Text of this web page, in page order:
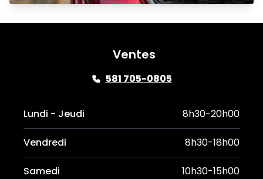
Ventes
581 705-0805
Lundi - Jeudi 8h30-20h00
Vendredi 8h30-18h00
Samedi 10h30-15h00